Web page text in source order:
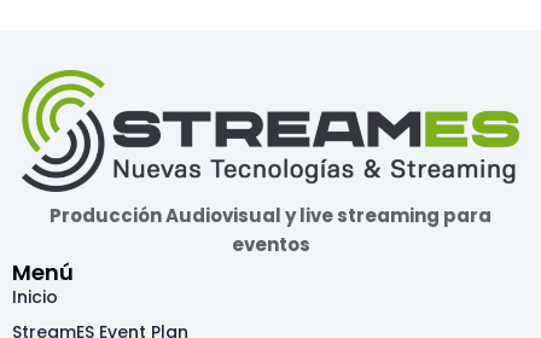
Producción Audiovisual y live streaming para
eventos
Menú
Inicio
StreamES Event Plan